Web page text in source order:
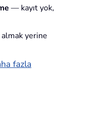
— kayıt yok,
yerine
fazla